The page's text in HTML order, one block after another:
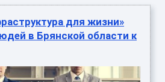
для жизни»
в Брянской области к